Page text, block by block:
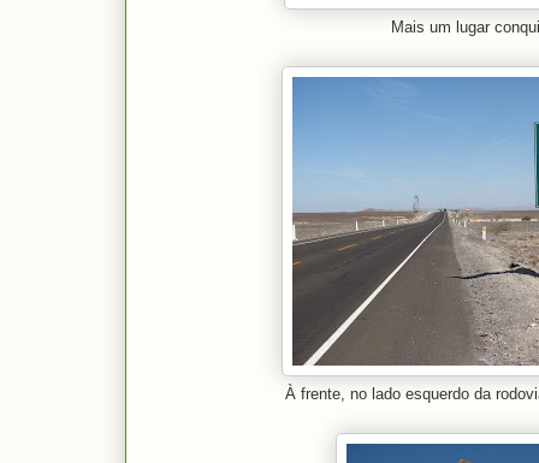
Mais um lugar
À frente, no lado esquerdo da